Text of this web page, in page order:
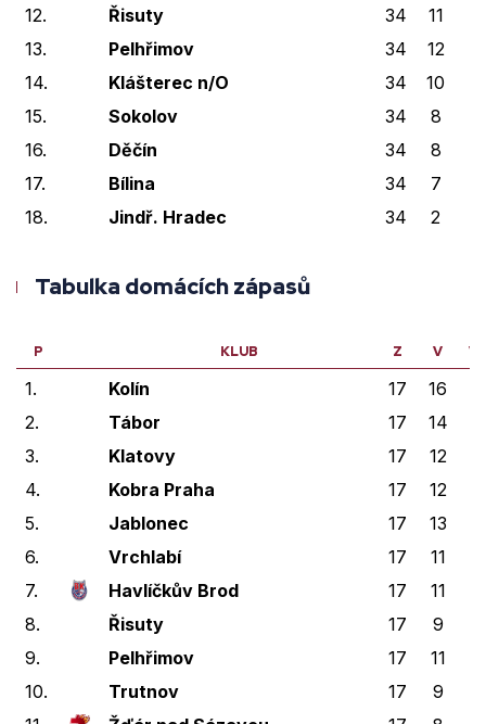
12.
Řisuty 34 11
13.
Pelhřimov 34 12
14.
Klášterec n/O 34 10
15.
Sokolov 34 8
16.
Děčín 34 8
17.
Bílina 34 7
18.
Jindř. Hradec 34 2
Tabulka domácích zápasů
P KLUB Z V
1. Kolín 17 16
2.
Tábor 17 14
3.
Klatovy 17 12
4.
Kobra Praha 17 12
5.
Jablonec 17 13
6.
Vrchlabí 17 11
7.
Havlíčkův Brod 17 11
8.
Řisuty 17 9
9.
Pelhřimov 17 11
10.
Trutnov 17 9